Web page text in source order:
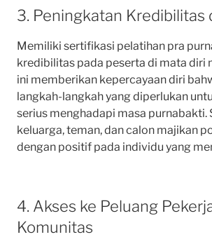
3. Peningkatan Kredibilitas
Memiliki sertifikasi pelatihan pra
kredibilitas pada peserta di mata diri
ini memberikan kepercayaan diri
langkah-langkah yang diperlukan
serius menghadapi masa purnabakti.
keluarga, teman, dan calon majikan
dengan positif pada individu yang
4. Akses ke Peluang
Komunitas